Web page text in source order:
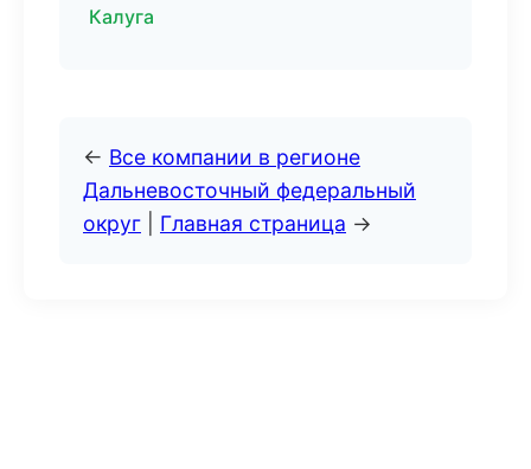
Калуга
← Все компании в регионе
Дальневосточный федеральный
округ
Главная страница →